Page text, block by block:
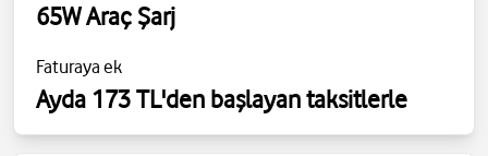
65W Araç Şarj
Faturaya ek
Ayda 173 TL'den başlayan taksitlerle